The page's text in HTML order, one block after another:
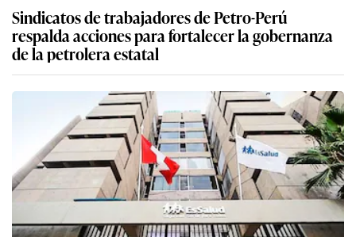
Sindicatos de trabajadores de Petro-Perú
respalda acciones para fortalecer la gobernanza
de la petrolera estatal